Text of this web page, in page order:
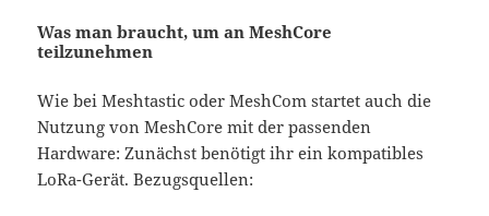
Was man braucht, um an MeshCore
teilzunehmen
Wie bei Meshtastic oder MeshCom startet auch die
Nutzung von MeshCore mit der passenden
Hardware: Zunächst benötigt ihr ein kompatibles
LoRa-Gerät. Bezugsquellen: